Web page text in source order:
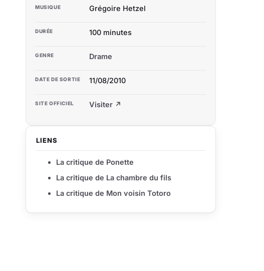
MUSIQUE Grégoire Hetzel
DURÉE 100 minutes
GENRE Drame
DATE DE SORTIE 11/08/2010
SITE OFFICIEL Visiter ↗
LIENS
La critique de Ponette
La critique de La chambre du fils
La critique de Mon voisin Totoro